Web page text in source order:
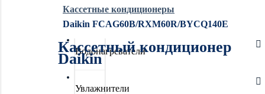
Обогреватели
Водонагреватели
Увлажнители
Кассетные кондиционеры
Daikin FCAG60B/RXM60R/BYCQ140E
Кассетный кондиционер
Daikin